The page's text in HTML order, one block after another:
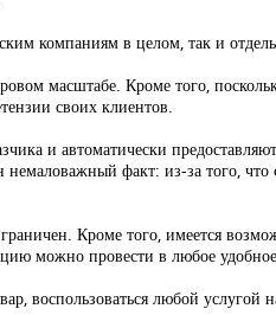
компаниям в целом, так и
масштабе. Кроме того,
своих клиентов.
и автоматически
факт: из-за того,
Кроме того, имеется
можно провести в любое
воспользоваться любой услугой